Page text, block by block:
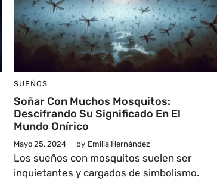
SUEÑOS
Soñar Con Muchos Mosquitos:
Descifrando Su Significado En El
Mundo Onírico
Mayo 25, 2024 by Emilia Hernández
Los sueños con mosquitos suelen ser
inquietantes y cargados de simbolismo.